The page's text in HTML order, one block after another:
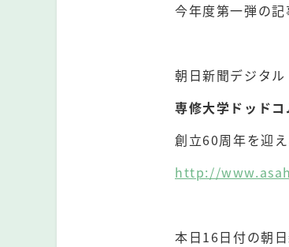
今年度第一弾の
朝日新聞デジタル
専修大学ドッドコ
創立60周年を迎
http://
本日16日付の朝